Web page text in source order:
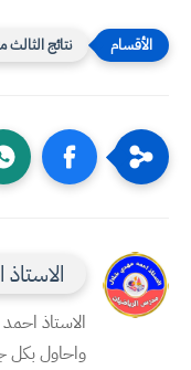
نتائج
الاستاذ
واحاول بكل